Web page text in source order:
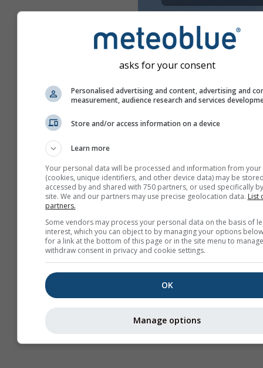
Mais Informações
asks for your consent
Personalised advertising and content, advertising and
measurement, audience research and services
Store and/or access information on a device
Learn more
Your personal data will be processed and information from your
(cookies, unique identifiers, and other device data) may be
accessed by and shared with 750 partners, or used specifically
site. We and our partners may use precise geolocation data. List
partners.
Some vendors may process your personal data on the basis of
interest, which you can object to by managing your options
for a link at the bottom of this page or in the site menu to
withdraw consent in privacy and cookie settings.
OK
Manage options